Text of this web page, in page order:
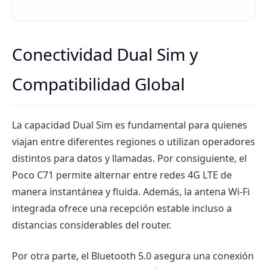
Conectividad Dual Sim y
Compatibilidad Global
La capacidad Dual Sim es fundamental para quienes
viajan entre diferentes regiones o utilizan operadores
distintos para datos y llamadas. Por consiguiente, el
Poco C71 permite alternar entre redes 4G LTE de
manera instantánea y fluida. Además, la antena Wi-Fi
integrada ofrece una recepción estable incluso a
distancias considerables del router.
Por otra parte, el Bluetooth 5.0 asegura una conexión